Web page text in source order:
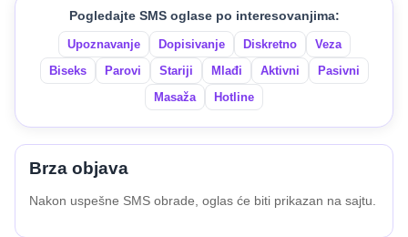
Pogledajte SMS oglase po interesovanjima:
Upoznavanje Dopisivanje Diskretno
Veza
Biseks
Parovi Stariji Mlađi Aktivni
Pasivni
Masaža
Hotline
Brza objava
Nakon uspešne SMS obrade, oglas će biti prikazan na sajtu.